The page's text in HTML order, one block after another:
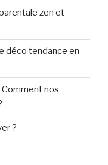
zen et
déco tendance en
nos
?